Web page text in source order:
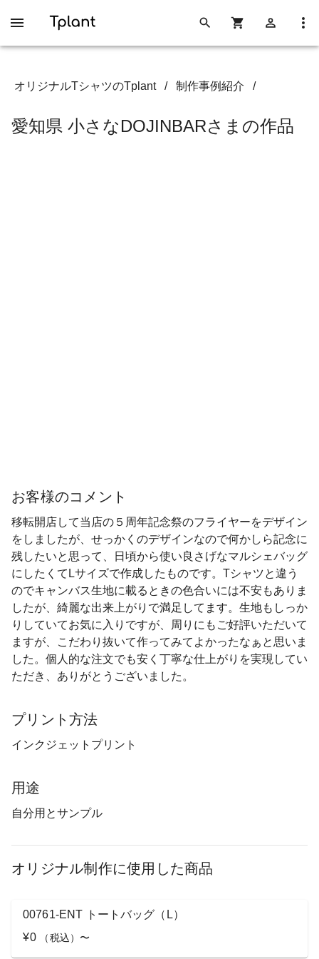
オリジナルTシャツのTplant / 制作事例紹介 /
愛知県 小さなDOJINBARさまの作品
お客様のコメント
移転開店して当店の５周年記念祭のフライヤーをデザイン
をしましたが、せっかくのデザインなので何かしら記念に
残したいと思って、日頃から使い良さげなマルシェバッグ
にしたくてLサイズで作成したものです。Tシャツと違う
のでキャンバス生地に載るときの色合いには不安もありま
したが、綺麗な出来上がりで満足してます。生地もしっか
りしていてお気に入りですが、周りにもご好評いただいて
ますが、こだわり抜いて作ってみてよかったなぁと思いま
した。個人的な注文でも安く丁寧な仕上がりを実現してい
ただき、ありがとうございました。
プリント方法
インクジェットプリント
用途
自分用とサンプル
オリジナル制作に使用した商品
00761-ENT トートバッグ（L）
¥0 （税込）〜